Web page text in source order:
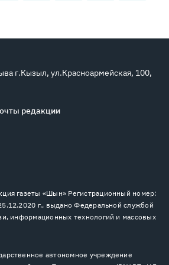
г.Кызыл, ул.Красноармейская, 100,
редакции
газеты «Шын» Регистрационный номер:
г., выдано Федеральной службой
информационных технологий и массовых
автономное учреждение